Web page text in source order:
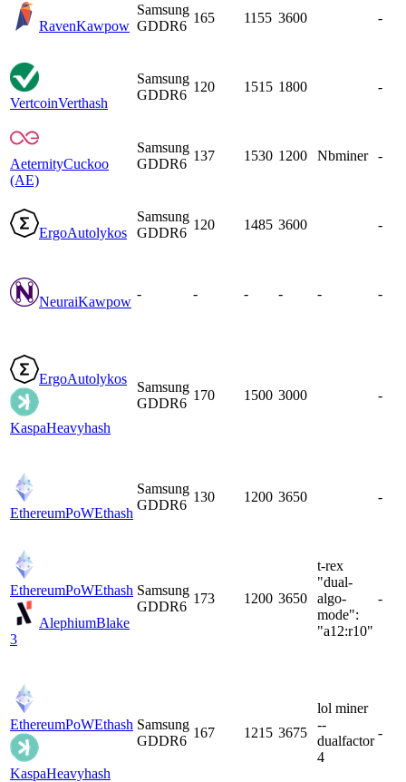
RavenKawpow
Samsung
GDDR6
165 1155 3600 -
VertcoinVerthash
Samsung
GDDR6
120 1515 1800 -
AeternityCuckoo
(AE)
Samsung
GDDR6
137 1530 1200 Nbminer -
ErgoAutolykos
Samsung
GDDR6
120 1485 3600 -
NeuraiKawpow
- - - - - -
ErgoAutolykos
KaspaHeavyhash
Samsung
GDDR6
170 1500 3000 -
EthereumPoWEthash
Samsung
GDDR6
130 1200 3650 -
EthereumPoWEthash
AlephiumBlake
3
Samsung
GDDR6
173 1200 3650
t-rex
"dual-
algo-
mode":
"a12:r10"
-
EthereumPoWEthash
KaspaHeavyhash
Samsung
GDDR6
167 1215 3675
lol miner
--
dualfactor
4
-